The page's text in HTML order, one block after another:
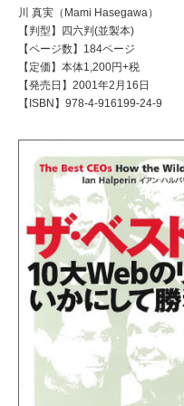
川 真実（Mami Hasegawa）
【判型】四六判(並製本)
【ページ数】184ページ
【定価】本体1,200円+税
【発売日】2001年2月16日
【ISBN】978-4-916199-24-9